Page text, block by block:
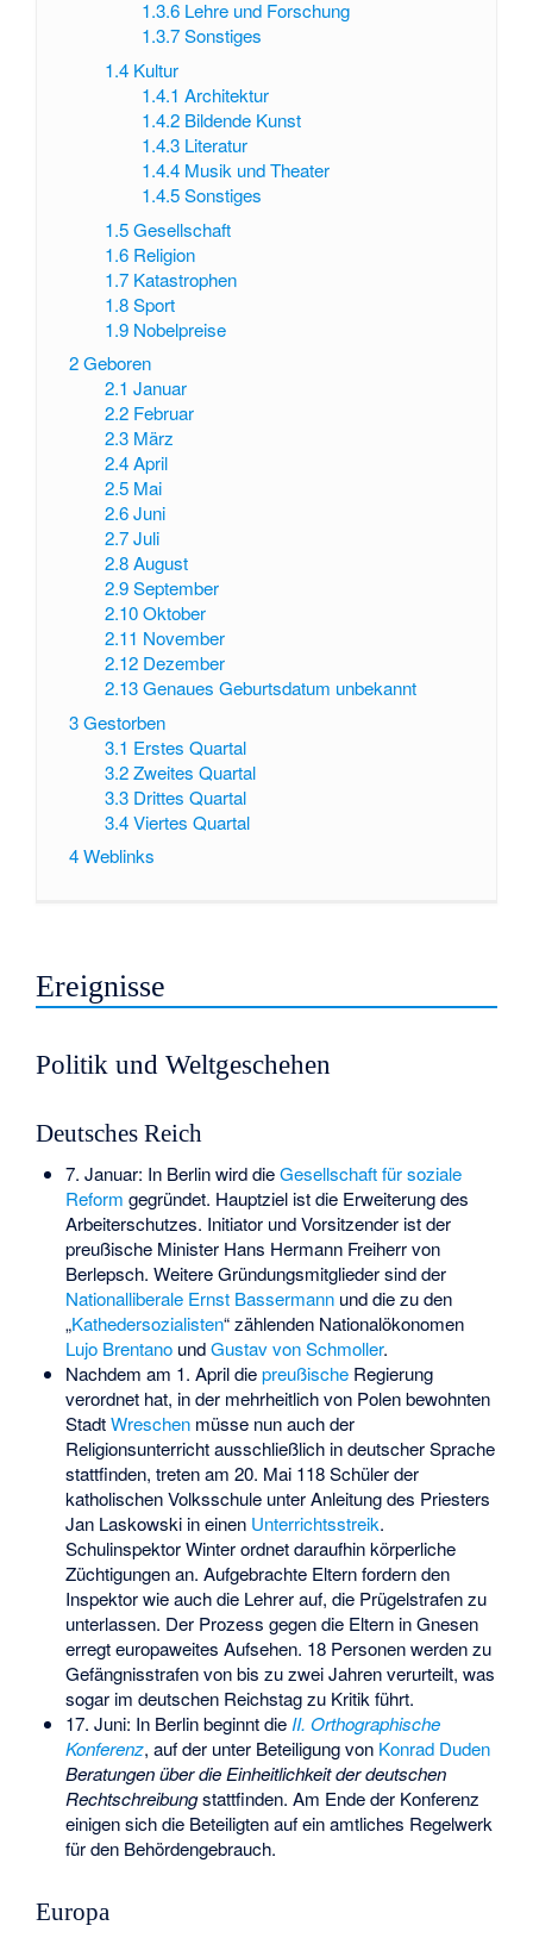
1.3.6 Lehre und Forschung
1.3.7 Sonstiges
1.4 Kultur
1.4.1 Architektur
1.4.2 Bildende Kunst
1.4.3 Literatur
1.4.4 Musik und Theater
1.4.5 Sonstiges
1.5 Gesellschaft
1.6 Religion
1.7 Katastrophen
1.8 Sport
1.9 Nobelpreise
2Geboren
2.1 Januar
2.2 Februar
2.3 März
2.4 April
2.5 Mai
2.6 Juni
2.7 Juli
2.8 August
2.9 September
2.10 Oktober
2.11 November
2.12 Dezember
2.13 Genaues Geburtsdatum unbekannt
3Gestorben
3.1 Erstes Quartal
3.2 Zweites Quartal
3.3 Drittes Quartal
3.4 Viertes Quartal
4Weblinks
Ereignisse
Politik und Weltgeschehen
Deutsches Reich
7. Januar: In Berlin wird dieGesellschaft für soziale
Reform gegründet. Hauptziel ist die Erweiterung des
Arbeiterschutzes. Initiator und Vorsitzender ist der
preußische Minister Hans Hermann Freiherr von
Berlepsch. Weitere Gründungsmitglieder sind der
Nationalliberale Ernst Bassermannund die zu den
„Kathedersozialisten“ zählenden Nationalökonomen
Lujo BrentanoundGustav von Schmoller.
Nachdem am 1. April diepreußischeRegierung
verordnet hat, in der mehrheitlich von Polen bewohnten
StadtWreschenmüsse nun auch der
Religionsunterricht ausschließlich in deutscher Sprache
stattfinden, treten am 20. Mai 118 Schüler der
katholischen Volksschule unter Anleitung des Priesters
Jan Laskowski in einen Unterrichtsstreik.
Schulinspektor Winter ordnet daraufhin körperliche
Züchtigungen an. Aufgebrachte Eltern fordern den
Inspektor wie auch die Lehrer auf, die Prügelstrafen zu
unterlassen. Der Prozess gegen die Eltern in Gnesen
erregt europaweites Aufsehen. 18 Personen werden zu
Gefängnisstrafen von bis zu zwei Jahren verurteilt, was
sogar im deutschen Reichstag zu Kritik führt.
17. Juni: In Berlin beginnt die II. Orthographische
Konferenz, auf der unter Beteiligung von Konrad Duden
Beratungen über die Einheitlichkeit der deutschen
Rechtschreibungstattfinden. Am Ende der Konferenz
einigen sich die Beteiligten auf ein amtliches Regelwerk
für den Behördengebrauch.
Europa